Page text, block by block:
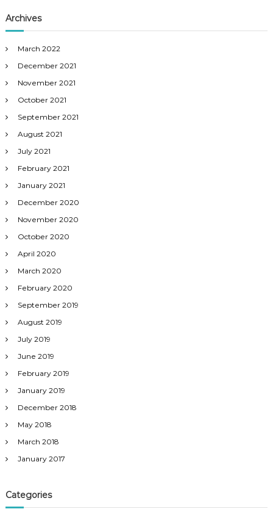
Archives
March 2022
December 2021
November 2021
October 2021
September 2021
August 2021
July 2021
February 2021
January 2021
December 2020
November 2020
October 2020
April 2020
March 2020
February 2020
September 2019
August 2019
July 2019
June 2019
February 2019
January 2019
December 2018
May 2018
March 2018
January 2017
Categories